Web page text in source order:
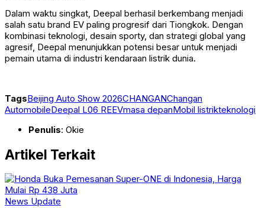
Dalam waktu singkat, Deepal berhasil berkembang menjadi
salah satu brand EV paling progresif dari Tiongkok. Dengan
kombinasi teknologi, desain sporty, dan strategi global yang
agresif, Deepal menunjukkan potensi besar untuk menjadi
pemain utama di industri kendaraan listrik dunia.
TagsBeijing Auto Show 2026CHANGANChangan
AutomobileDeepal L06 REEVmasa depanMobil listrikteknologi
Penulis: Okie
Artikel Terkait
News Update